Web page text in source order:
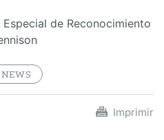
de Reconocimiento
NEWS
Imprimir